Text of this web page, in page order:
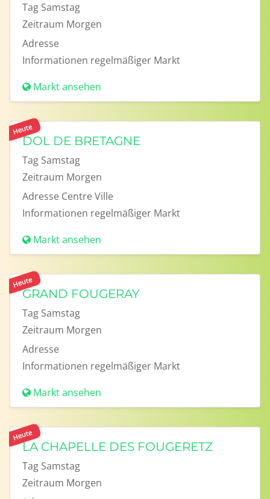
Tag Samstag
Zeitraum Morgen
Adresse
Informationen regelmäßiger Markt
Markt ansehen
Heute
DOL DE BRETAGNE
Tag Samstag
Zeitraum Morgen
Adresse Centre Ville
Informationen regelmäßiger Markt
Markt ansehen
Heute
GRAND FOUGERAY
Tag Samstag
Zeitraum Morgen
Adresse
Informationen regelmäßiger Markt
Markt ansehen
Heute
LA CHAPELLE DES FOUGERETZ
Tag Samstag
Zeitraum Morgen